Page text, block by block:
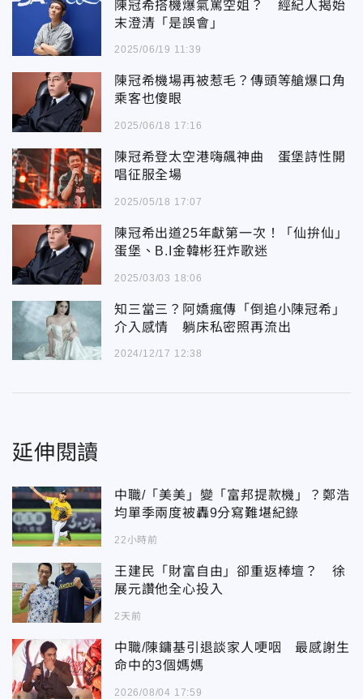
陳冠希搭機爆氣罵空姐？ 經紀人揭始
末澄清「是誤會」
2025/06/19 11:39
陳冠希機場再被惹毛？傳頭等艙爆口角
乘客也傻眼
2025/06/18 17:16
陳冠希登太空港嗨飆神曲 蛋堡詩性開
唱征服全場
2025/05/18 17:07
陳冠希出道25年獻第一次！「仙拚仙」
蛋堡、B.I金韓彬狂炸歌迷
2025/03/03 18:06
知三當三？阿嬌瘋傳「倒追小陳冠希」
介入感情 躺床私密照再流出
2024/12/17 12:38
延伸閱讀
中職/「美美」變「富邦提款機」？鄭浩
均單季兩度被轟9分寫難堪紀錄
22小時前
王建民「財富自由」卻重返棒壇？ 徐
展元讚他全心投入
2天前
中職/陳鏞基引退談家人哽咽 最感謝生
命中的3個媽媽
2026/08/04 17:59